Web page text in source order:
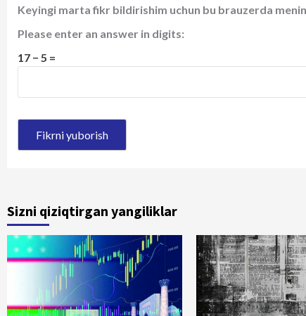
Keyingi marta fikr bildirishim uchun bu brauzerda
Please enter an answer in digits:
17 − 5 =
Sizni qiziqtirgan yangiliklar